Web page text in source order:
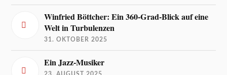
Winfried Böttcher: Ein 360-Grad-Blick auf eine
Welt in Turbulenzen
31. OKTOBER 2025
Ein Jazz-Musiker